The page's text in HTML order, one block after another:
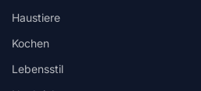
Haustiere
Kochen
Lebensstil